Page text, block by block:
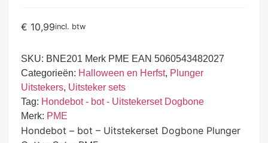
€ 10,99incl. btw
SKU: BNE201 Merk PME EAN 5060543482027
Categorieën: Halloween en Herfst, Plunger
Uitstekers, Uitsteker sets
Tag: Hondebot - bot - Uitstekerset Dogbone
Merk: PME
Hondebot – bot – Uitstekerset Dogbone Plunger